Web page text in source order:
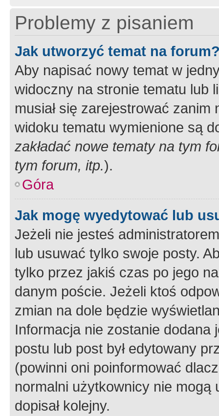
Problemy z pisaniem
Jak utworzyć temat na
Aby napisać nowy temat w
widoczny na stronie tematu lub
musiał się zarejestrować
widoku tematu wymienione są
zakładać nowe tematy na tym
tym forum, itp.).
Góra
Jak mogę wyedytować lub
Jeżeli nie jesteś
lub usuwać tylko swoje posty.
tylko przez jakiś czas po jego
danym poście. Jeżeli ktoś
zmian na dole będzie
Informacja nie zostanie dodana
postu lub post był edytowany
(powinni oni poinformować
normalni użytkownicy nie
dopisał kolejny.